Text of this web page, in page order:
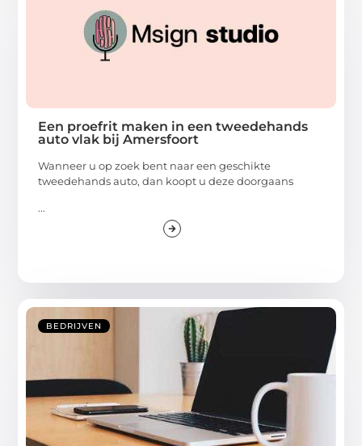
Een proefrit maken in een tweedehands
auto vlak bij Amersfoort
Wanneer u op zoek bent naar een geschikte
tweedehands auto, dan koopt u deze doorgaans
...
BEDRIJVEN